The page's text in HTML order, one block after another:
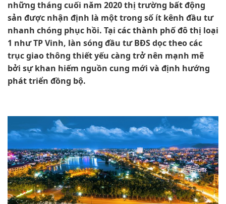
những tháng cuối năm 2020 thị trường bất động
sản được nhận định là một trong số ít kênh đầu tư
nhanh chóng phục hồi. Tại các thành phố đô thị loại
1 như TP Vinh, làn sóng đầu tư BĐS dọc theo các
trục giao thông thiết yếu càng trở nên mạnh mẽ
bởi sự khan hiếm nguồn cung mới và định hướng
phát triển đồng bộ.